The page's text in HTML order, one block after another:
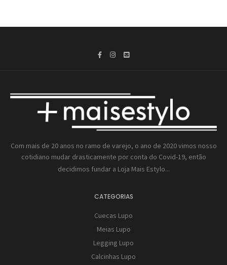
Com mais de 20 anos no ramo de varejo, o ano de 2020 vimos nosso
cotidiano mudar drasticamente por conta do Covid-19, então
decidimos fundar a Loja Mais Estylo...
CATEGORIAS
Cuecas Lupo
Meias Lupo
Legging Lupo
Calcinhas Lupo